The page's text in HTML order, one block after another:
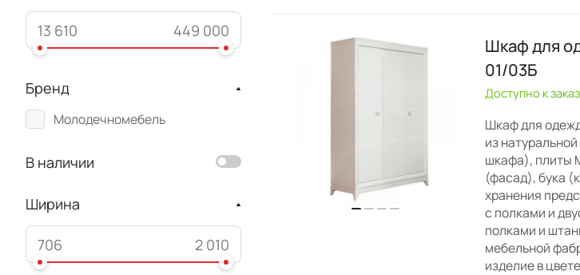
Шкаф для
01/03Б
Доступно к
Шкаф для
из
шкафа), плиты
(фасад), бука
хранения
с полками и
полками и
мебельной
изделие в
Бренд
Молодечномебель
В наличии
Ширина